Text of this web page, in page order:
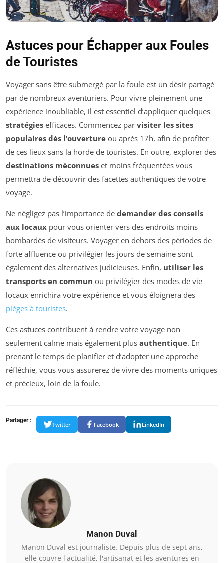
Astuces pour Échapper aux Foules
de Touristes
Voyager sans être submergé par la foule est un désir partagé
par de nombreux aventuriers. Pour vivre pleinement une
expérience inoubliable, il est essentiel d’appliquer quelques
stratégies efficaces. Commencez par visiter les sites
populaires dès l’ouverture ou après 17h, afin de profiter
de ces lieux sans la horde de touristes. En outre, explorer des
destinations méconnues et moins fréquentées vous
permettra de découvrir des facettes authentiques de votre
voyage.
Ne négligez pas l’importance de demander des conseils
aux locaux pour vous orienter vers des endroits moins
bombardés de visiteurs. Voyager en dehors des périodes de
forte affluence ou privilégier les jours de semaine sont
également des alternatives judicieuses. Enfin, utiliser les
transports en commun ou privilégier des modes de vie
locaux enrichira votre expérience et vous éloignera des
pièges à touristes.
Ces astuces contribuent à rendre votre voyage non
seulement calme mais également plus authentique. En
prenant le temps de planifier et d’adopter une approche
réfléchie, vous vous assurerez de vivre des moments uniques
et précieux, loin de la foule.
Partager :
Twitter Facebook LinkedIn
Manon Duval
Manon Duval est journaliste. Depuis plus de sept ans,
elle couvre l'actualité, l'artisanat et les aventures en